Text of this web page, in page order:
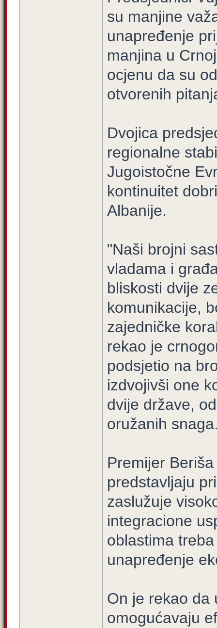
su manjine
unapređenje
manjina u
ocjenu da su
otvorenih
Dvojica
regionalne
Jugoistočne
kontinuitet
Albanije.
"Naši brojni
vladama i
bliskosti dvije
komunikacije,
zajedničke
rekao je
podsjetio na
izdvojivši one
dvije države,
oružanih
Premijer
predstavljaju
zaslužuje
integracione
oblastima
unapređenje
On je rekao da
omogućavaju